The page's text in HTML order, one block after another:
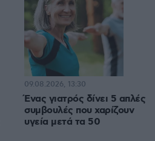
Ένας γιατρός δίνει 5 απλές
συμβουλές που χαρίζουν
υγεία μετά τα 50
09.08.2026, 13:30